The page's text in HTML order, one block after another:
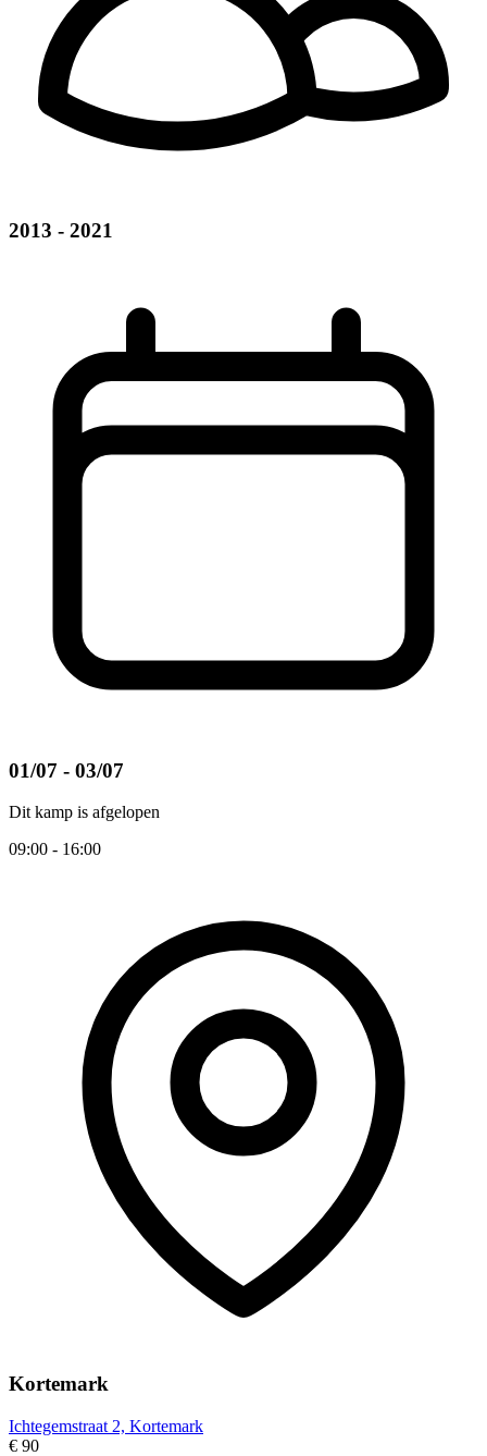
2013 - 2021
01/07 - 03/07
Dit kamp is afgelopen
09:00 - 16:00
Kortemark
Ichtegemstraat 2, Kortemark
€ 90